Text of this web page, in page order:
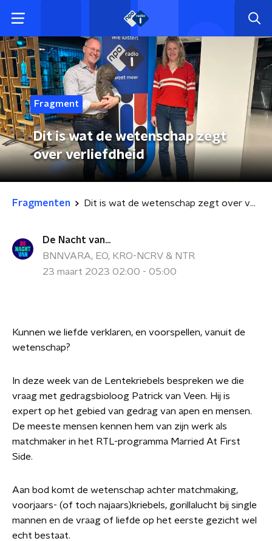
Fragment
Dit is wat de wetenschap zegt
over verliefdheid
Fragmenten Dit is wat de wetenschap zegt over verliefdheid
De Nacht van...
BNNVARA, EO, KRO-NCRV & NTR
23 maart 2023 02:00 - 05:00
Kunnen we liefde verklaren, en voorspellen, vanuit de
wetenschap?
In deze week van de Lentekriebels bespreken we die
vraag met gedragsbioloog Patrick van Veen. Hij is
expert op het gebied van gedrag van apen en mensen.
De meeste mensen kennen hem van zijn werk als
matchmaker in het RTL-programma Married At First
Side.
Aan bod komt de wetenschap achter matchmaking,
voorjaars- (of toch najaars)kriebels, gorillalucht bij single
mannen en de vraag of liefde op het eerste gezicht wel
echt bestaat.